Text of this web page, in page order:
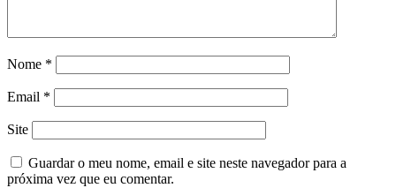
Nome *
Email *
Site
Guardar o meu nome, email e site neste navegador para a
próxima vez que eu comentar.